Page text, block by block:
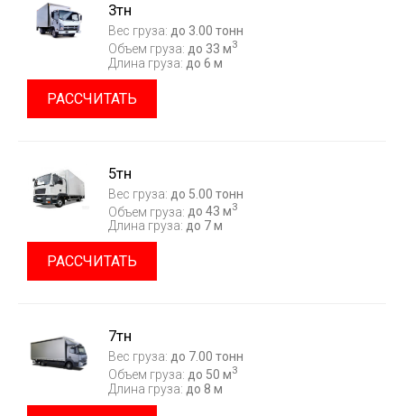
3тн
Вес груза: до 3.00 тонн
Объем груза: до 33 м3
Длина груза: до 6 м
РАССЧИТАТЬ
5тн
Вес груза: до 5.00 тонн
Объем груза: до 43 м3
Длина груза: до 7 м
РАССЧИТАТЬ
7тн
Вес груза: до 7.00 тонн
Объем груза: до 50 м3
Длина груза: до 8 м